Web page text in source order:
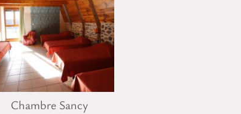
Chambre Sancy